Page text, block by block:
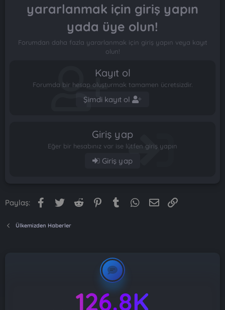
yararlanmak için giriş yapın
yada üye olun!
Forumdan daha fazla yararlanmak için giriş yapın veya kayıt
olun!
Kayıt ol
Forumda bir hesap oluşturmak tamamen ücretsizdir.
Şimdi kayıt ol
Giriş yap
Eğer bir hesabınız var ise lütfen giriş yapın
Giriş yap
Paylaş: Facebook
Twitter Reddit PinterestTumblr WhatsApp
E-posta
Ülkemizden Haberler
126.8K